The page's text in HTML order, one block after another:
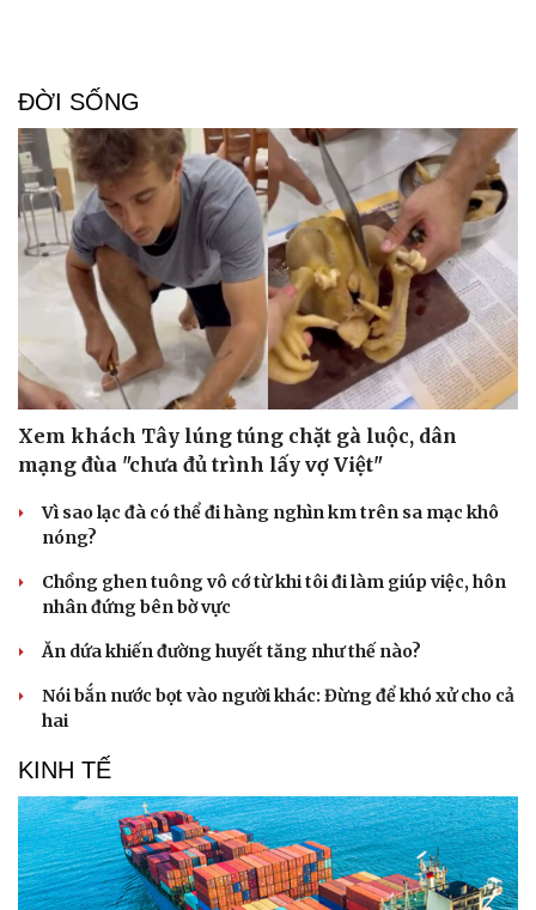
Doanh nghiệp
Thông tin doanh nghiệp
Doanh nghiệp 24h
Doanh nhân
Vì cộng đồng
Công nghệ
Sành điệu
Tin Công nghệ
Trải nghiệm
Chuyển đổi số
ĐỜI SỐNG
Xem khách Tây lúng túng chặt gà luộc, dân
mạng đùa "chưa đủ trình lấy vợ Việt"
Vì sao lạc đà có thể đi hàng nghìn km trên sa mạc khô
nóng?
Chồng ghen tuông vô cớ từ khi tôi đi làm giúp việc, hôn
nhân đứng bên bờ vực
Ăn dứa khiến đường huyết tăng như thế nào?
Nói bắn nước bọt vào người khác: Đừng để khó xử cho cả
hai
KINH TẾ